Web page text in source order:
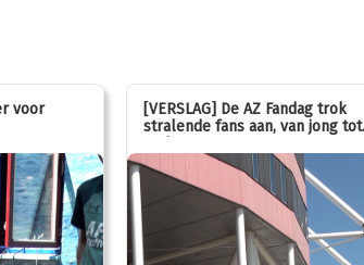
voor
[VERSLAG] De AZ Fandag trok
stralende fans aan, van jong tot